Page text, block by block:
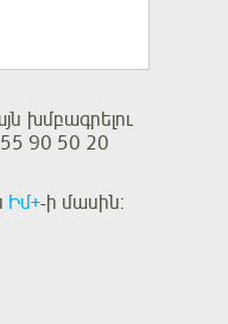
խմբագրելու
90 50 20
Իմ+-ի մասին: